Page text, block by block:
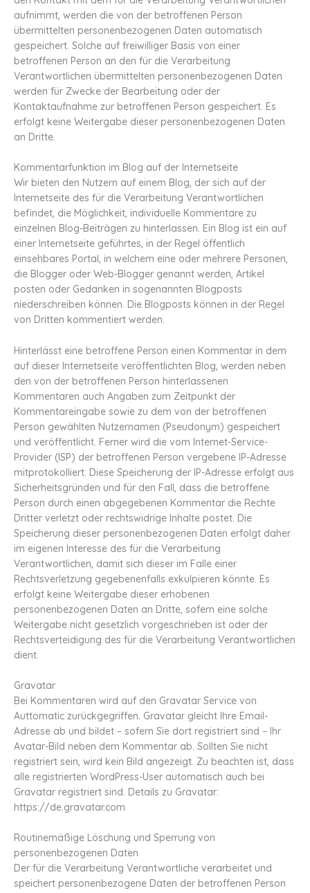
aufnimmt, werden die von der betroffenen Person
übermittelten personenbezogenen Daten automatisch
gespeichert. Solche auf freiwilliger Basis von einer
betroffenen Person an den für die Verarbeitung
Verantwortlichen übermittelten personenbezogenen Daten
werden für Zwecke der Bearbeitung oder der
Kontaktaufnahme zur betroffenen Person gespeichert. Es
erfolgt keine Weitergabe dieser personenbezogenen Daten
an Dritte.
Kommentarfunktion im Blog auf der Internetseite
Wir bieten den Nutzern auf einem Blog, der sich auf der
Internetseite des für die Verarbeitung Verantwortlichen
befindet, die Möglichkeit, individuelle Kommentare zu
einzelnen Blog-Beiträgen zu hinterlassen. Ein Blog ist ein auf
einer Internetseite geführtes, in der Regel öffentlich
einsehbares Portal, in welchem eine oder mehrere Personen,
die Blogger oder Web-Blogger genannt werden, Artikel
posten oder Gedanken in sogenannten Blogposts
niederschreiben können. Die Blogposts können in der Regel
von Dritten kommentiert werden.
Hinterlässt eine betroffene Person einen Kommentar in dem
auf dieser Internetseite veröffentlichten Blog, werden neben
den von der betroffenen Person hinterlassenen
Kommentaren auch Angaben zum Zeitpunkt der
Kommentareingabe sowie zu dem von der betroffenen
Person gewählten Nutzernamen (Pseudonym) gespeichert
und veröffentlicht. Ferner wird die vom Internet-Service-
Provider (ISP) der betroffenen Person vergebene IP-Adresse
mitprotokolliert. Diese Speicherung der IP-Adresse erfolgt aus
Sicherheitsgründen und für den Fall, dass die betroffene
Person durch einen abgegebenen Kommentar die Rechte
Dritter verletzt oder rechtswidrige Inhalte postet. Die
Speicherung dieser personenbezogenen Daten erfolgt daher
im eigenen Interesse des für die Verarbeitung
Verantwortlichen, damit sich dieser im Falle einer
Rechtsverletzung gegebenenfalls exkulpieren könnte. Es
erfolgt keine Weitergabe dieser erhobenen
personenbezogenen Daten an Dritte, sofern eine solche
Weitergabe nicht gesetzlich vorgeschrieben ist oder der
Rechtsverteidigung des für die Verarbeitung Verantwortlichen
dient.
Gravatar
Bei Kommentaren wird auf den Gravatar Service von
Auttomatic zurückgegriffen. Gravatar gleicht Ihre Email-
Adresse ab und bildet – sofern Sie dort registriert sind – Ihr
Avatar-Bild neben dem Kommentar ab. Sollten Sie nicht
registriert sein, wird kein Bild angezeigt. Zu beachten ist, dass
alle registrierten WordPress-User automatisch auch bei
Gravatar registriert sind. Details zu Gravatar:
https://de.gravatar.com
Routinemäßige Löschung und Sperrung von
personenbezogenen Daten
Der für die Verarbeitung Verantwortliche verarbeitet und
speichert personenbezogene Daten der betroffenen Person